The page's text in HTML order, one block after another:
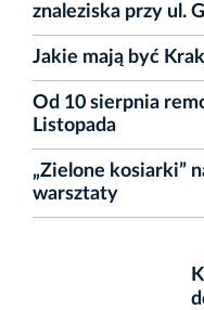
znaleziska przy ul.
Jakie mają być
Od 10 sierpnia
Listopada
„Zielone kosiarki”
warsztaty